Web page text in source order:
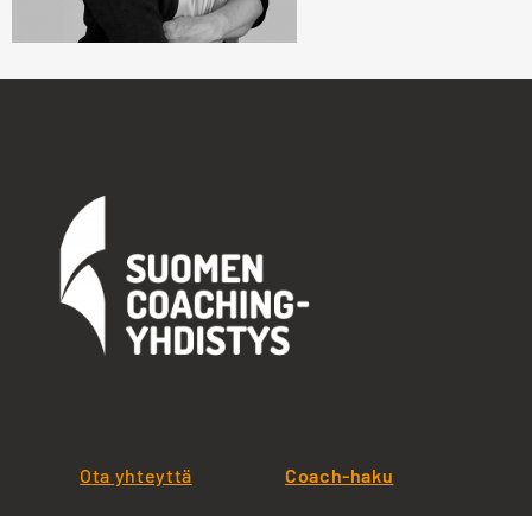
Ota yhteyttä Coach-haku